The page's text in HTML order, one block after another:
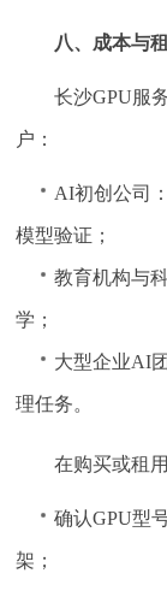
八、成本与
长沙GPU服
户：
AI初创公司
模型验证；
教育机构与
学；
大型企业AI
理任务。
在购买或租
确认GPU型
架；